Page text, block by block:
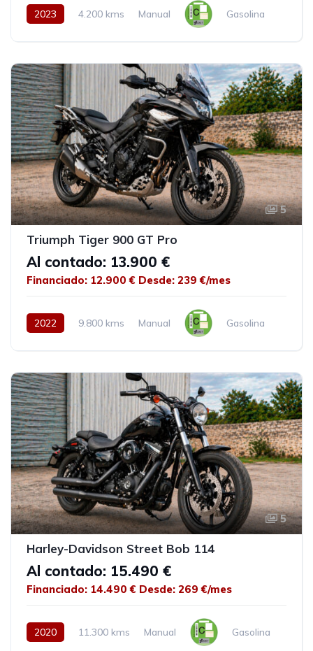
2023 4.200 kms Manual Gasolina
5
Triumph Tiger 900 GT Pro
Al contado: 13.900 €
Financiado: 12.900 € Desde: 239 €/mes
2022 9.800 kms Manual Gasolina
5
Harley-Davidson Street Bob 114
Al contado: 15.490 €
Financiado: 14.490 € Desde: 269 €/mes
2020 11.300 kms Manual Gasolina